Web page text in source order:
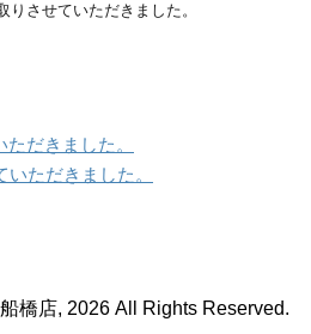
させていただきました。
だきました。
ただきました。
橋店, 2026 All Rights Reserved.